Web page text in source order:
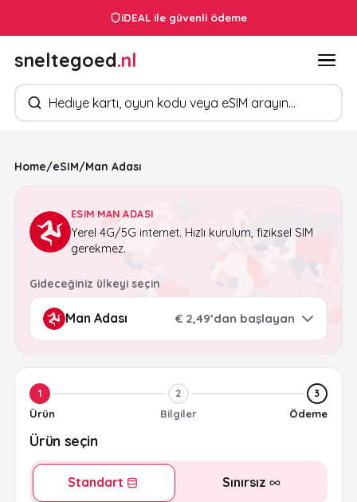
iDEAL ile güvenli ödeme
sneltegoed.nl
Ürün arayın
Home/eSIM/Man Adası
ESIM MAN ADASI
Yerel 4G/5G internet. Hızlı kurulum, fiziksel SIM
gerekmez.
Gideceğiniz ülkeyi seçin
€ 2,49’dan başlayan
1
Ürün
2
Bilgiler
3
Ödeme
Ürün seçin
Standart Sınırsız